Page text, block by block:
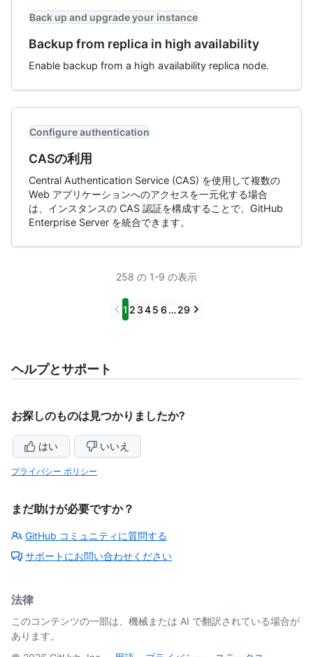
Back up and upgrade your instance
Backup from replica in high availability
Enable backup from a high availability replica node.
Configure authentication
CASの利用
Central Authentication Service (CAS) を使用して複数の
Web アプリケーションへのアクセスを一元化する場合
は、インスタンスの CAS 認証を構成することで、GitHub
Enterprise Server を統合できます。
258 の 1-9 の表示
Previous
1 2 345 6 …29 Next
ヘルプとサポート
お探しのものは見つかりましたか?
はい いいえ
プライバシー ポリシー
まだ助けが必要ですか？
GitHub コミュニティに質問する
サポートにお問い合わせください
法律
このコンテンツの一部は、機械または AI で翻訳されている場合が
あります。